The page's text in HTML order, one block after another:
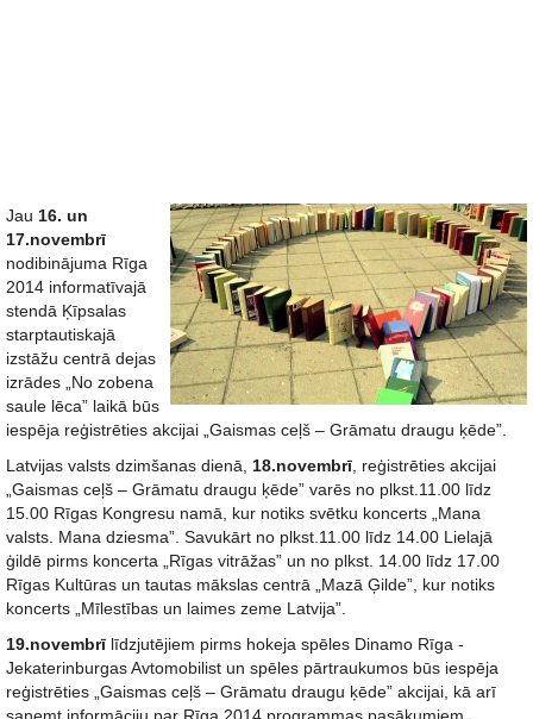
Jau 16. un
17.novembrī
nodibinājuma Rīga
2014 informatīvajā
stendā Ķīpsalas
starptautiskajā
izstāžu centrā dejas
izrādes „No zobena
saule lēca” laikā būs
iespēja reģistrēties akcijai „Gaismas ceļš – Grāmatu draugu ķēde”.
Latvijas valsts dzimšanas dienā, 18.novembrī , reģistrēties akcijai
„Gaismas ceļš – Grāmatu draugu ķēde” varēs no plkst.11.00 līdz
15.00 Rīgas Kongresu namā, kur notiks svētku koncerts „Mana
valsts. Mana dziesma”. Savukārt no plkst.11.00 līdz 14.00 Lielajā
ģildē pirms koncerta „Rīgas vitrāžas” un no plkst. 14.00 līdz 17.00
Rīgas Kultūras un tautas mākslas centrā „Mazā Ģilde”, kur notiks
koncerts „Mīlestības un laimes zeme Latvija”.
19.novembrī līdzjutējiem pirms hokeja spēles Dinamo Rīga -
Jekaterinburgas Avtomobilist un spēles pārtraukumos būs iespēja
reģistrēties „Gaismas ceļš – Grāmatu draugu ķēde” akcijai, kā arī